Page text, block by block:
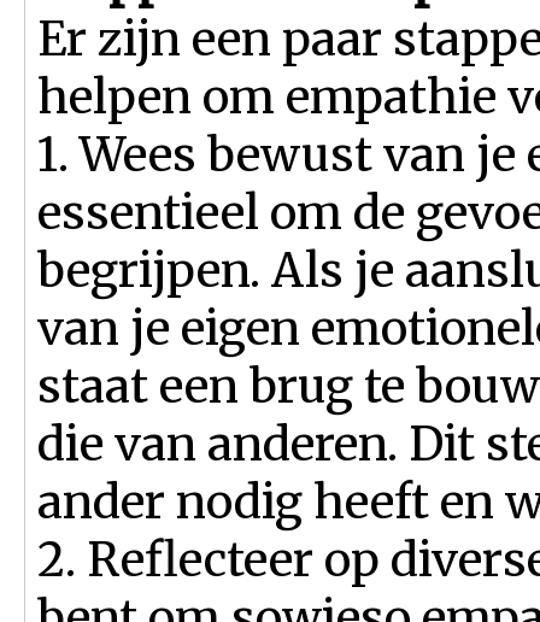
Er zijn een paar
helpen om empathie
1. Wees bewust van
essentieel om de
begrijpen. Als je
van je eigen
staat een brug te
die van anderen. Dit
ander nodig heeft en
2. Reflecteer op